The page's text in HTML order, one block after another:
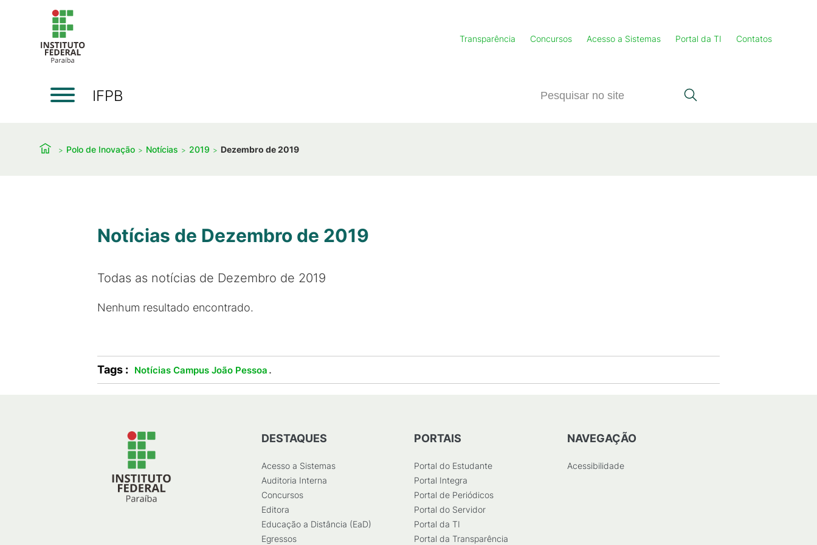
Transparência Concursos Acesso a Sistemas Portal da TI Contatos
IFPB
Polo de Inovação Notícias 2019 Dezembro de 2019
Notícias de Dezembro de 2019
Todas as notícias de Dezembro de 2019
Nenhum resultado encontrado.
Tags : Notícias Campus João Pessoa .
DESTAQUES
Acesso a Sistemas
Auditoria Interna
Concursos
Editora
Educação a Distância (EaD)
Egressos
PORTAIS
Portal do Estudante
Portal Integra
Portal de Periódicos
Portal do Servidor
Portal da TI
Portal da Transparência
NAVEGAÇÃO
Acessibilidade